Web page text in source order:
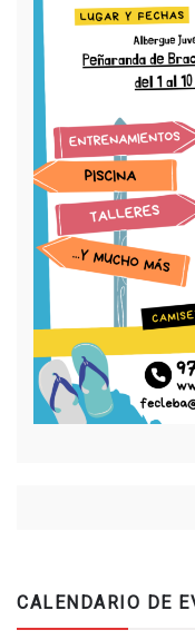
CALENDARIO DE